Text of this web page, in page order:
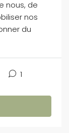
nous, de
nos
du
1